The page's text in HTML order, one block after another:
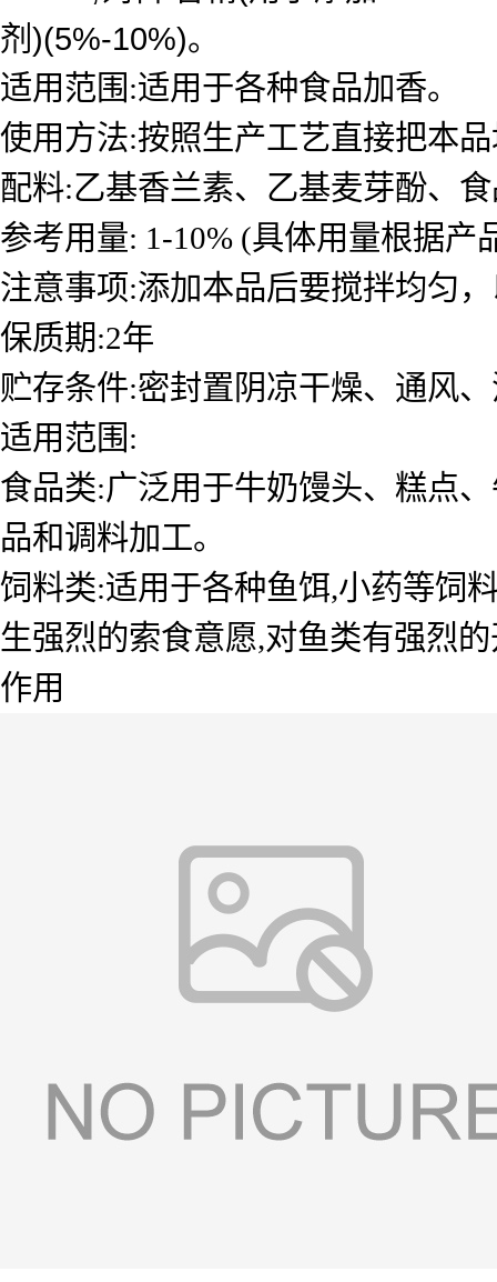
剂)(5%-10%)。
适用范围:适用于各种食品加香。
使用方法:按照生产工艺直接把本
配料:乙基香兰素、乙基麦芽酚、
参考用量: 1-10% (具体用量根据产
注意事项:添加本品后要搅拌均匀
保质期:2年
贮存条件:密封置阴凉干燥、通风
适用范围:
食品类:广泛用于牛奶馒头、糕点
品和调料加工。
饲料类:适用于各种鱼饵,小药等饲
生强烈的索食意愿,对鱼类有强烈
作用